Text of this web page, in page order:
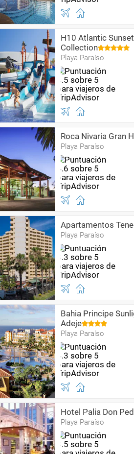
H10 Atlantic
Collection
Playa Paraíso
Roca Nivaria Gran
Playa Paraíso
Apartamentos
Playa Paraíso
Bahia Principe
Adeje
Playa Paraíso
Hotel Palia Don
Playa Paraíso